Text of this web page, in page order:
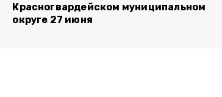
Красногвардейском муниципальном
округе 27 июня